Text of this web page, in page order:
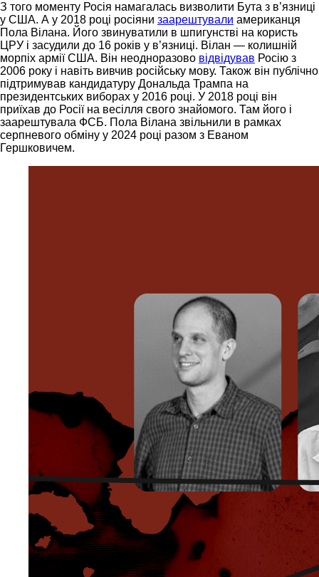
З того моменту Росія намагалась визволити Бута з в’язниці
у США. А у 2018 році росіяни заарештували американця
Пола Вілана. Його звинуватили в шпигунстві на користь
ЦРУ і засудили до 16 років у в’язниці. Вілан — колишній
морпіх армії США. Він неодноразово відвідував Росію з
2006 року і навіть вивчив російську мову. Також він публічно
підтримував кандидатуру Дональда Трампа на
президентських виборах у 2016 році. У 2018 році він
приїхав до Росії на весілля свого знайомого. Там його і
заарештувала ФСБ. Пола Вілана звільнили в рамках
серпневого обміну у 2024 році разом з Еваном
Гершковичем.